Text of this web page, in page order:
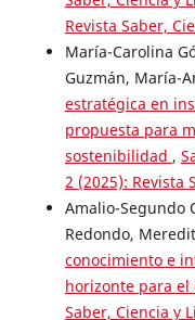
Revista Saber,
María-Carolina
Guzmán, María-
estratégica en
propuesta para
sostenibilidad ,
2 (2025): Revista
Amalio-Segundo
Redondo,
conocimiento e
horizonte para
Saber, Ciencia y